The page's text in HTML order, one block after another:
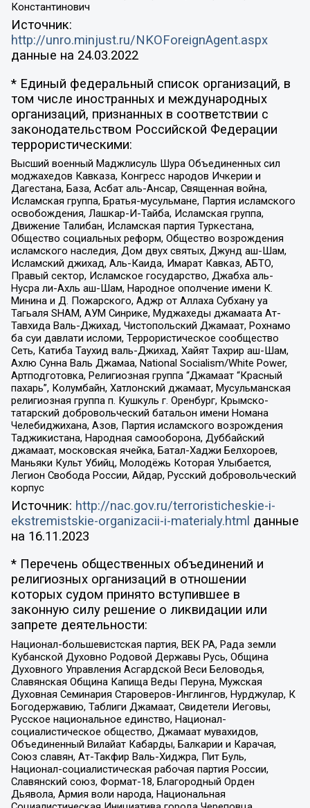
Константинович
Источник:
http://unro.minjust.ru/NKOForeignAgent.aspx
данные на 24.03.2022
* Единый федеральный список организаций, в
том числе иностранных и международных
организаций, признанных в соответствии с
законодательством Российской Федерации
террористическими:
Высший военный Маджлисуль Шура Объединенных сил
моджахедов Кавказа, Конгресс народов Ичкерии и
Дагестана, База, Асбат аль-Ансар, Священная война,
Исламская группа, Братья-мусульмане, Партия исламского
освобождения, Лашкар-И-Тайба, Исламская группа,
Движение Талибан, Исламская партия Туркестана,
Общество социальных реформ, Общество возрождения
исламского наследия, Дом двух святых, Джунд аш-Шам,
Исламский джихад, Аль-Каида, Имарат Кавказ, АБТО,
Правый сектор, Исламское государство, Джабха аль-
Нусра ли-Ахль аш-Шам, Народное ополчение имени К.
Минина и Д. Пожарского, Аджр от Аллаха Субхану уа
Тагьаля SHAM, АУМ Синрике, Муджахеды джамаата Ат-
Тавхида Валь-Джихад, Чистопольский Джамаат, Рохнамо
ба суи давлати исломи, Террористическое сообщество
Сеть, Катиба Таухид валь-Джихад, Хайят Тахрир аш-Шам,
Ахлю Сунна Валь Джамаа, National Socialism/White Power,
Артподготовка, Религиозная группа “Джамаат “Красный
пахарь”, Колумбайн, Хатлонский джамаат, Мусульманская
религиозная группа п. Кушкуль г. Оренбург, Крымско-
татарский добровольческий батальон имени Номана
Челебиджихана, Азов, Партия исламского возрождения
Таджикистана, Народная самооборона, Дуббайский
джамаат, московская ячейка, Батал-Хаджи Белхороев,
Маньяки Культ Убийц, Молодёжь Которая Улыбается,
Легион Свобода России, Айдар, Русский добровольческий
корпус
Источник: http://nac.gov.ru/terroristicheskie-i-
ekstremistskie-organizacii-i-materialy.html данные
на 16.11.2023
* Перечень общественных объединений и
религиозных организаций в отношении
которых судом принято вступившее в
законную силу решение о ликвидации или
запрете деятельности:
Национал-большевистская партия, ВЕК РА, Рада земли
Кубанской Духовно Родовой Державы Русь, Община
Духовного Управления Асгардской Веси Беловодья,
Славянская Община Капища Веды Перуна, Мужская
Духовная Семинария Староверов-Инглингов, Нурджулар, К
Богодержавию, Таблиги Джамаат, Свидетели Иеговы,
Русское национальное единство, Национал-
социалистическое общество, Джамаат мувахидов,
Объединенный Вилайат Кабарды, Балкарии и Карачая,
Союз славян, Ат-Такфир Валь-Хиджра, Пит Буль,
Национал-социалистическая рабочая партия России,
Славянский союз, Формат-18, Благородный Орден
Дьявола, Армия воли народа, Национальная